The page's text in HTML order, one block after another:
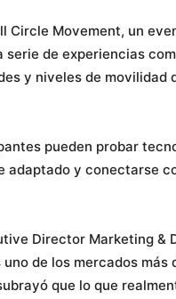
Circle Movement, un
serie de experiencias
y niveles de
pueden probar
adaptado y conectarse
Director Marketing &
de los mercados
que lo que